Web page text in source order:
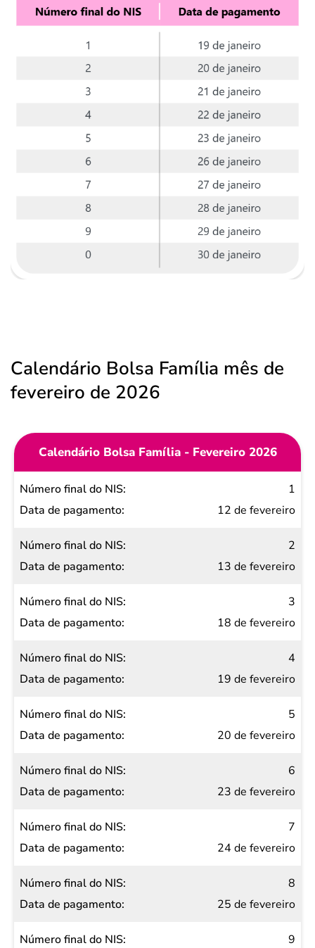
Calendário Bolsa Família mês de
fevereiro de 2026
Calendário Bolsa Família - Fevereiro 2026
Número
final do
Data de
pagamento
1
12 de fevereiro
2
13 de fevereiro
3
18 de fevereiro
4
19 de fevereiro
5
20 de fevereiro
6
23 de fevereiro
7
24 de fevereiro
8
25 de fevereiro
9